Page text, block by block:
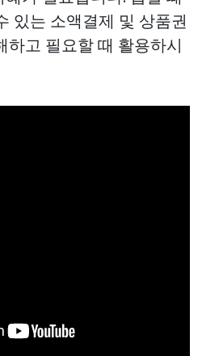
있는 소액결제 및 상품권
하고 필요할 때 활용하시